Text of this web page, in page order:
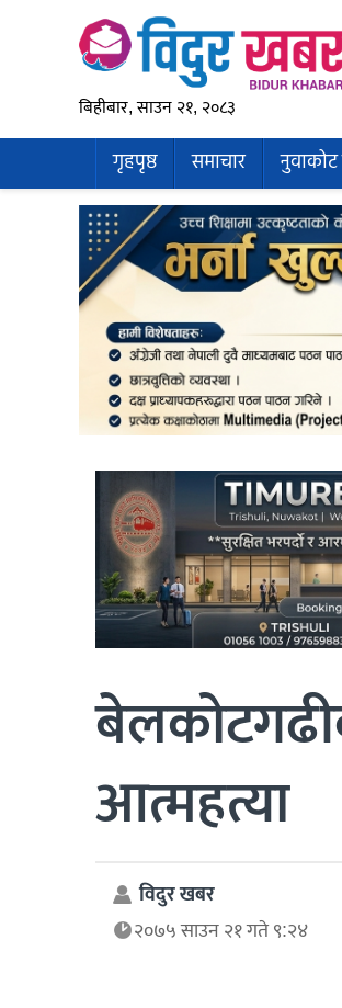
बिहीबार, साउन २१, २०८३
गृहपृष्ठ समाचार
आत्महत्या
विदुर खबर
२०७५ साउन २१ गते ९:२४